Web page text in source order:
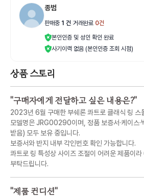
종범
판매중 1 건 거래완료 0건
본인인증 및 성인 확인 완료
사기이력 없음 (본인인증 조회 시점)
상품 스토리
"구매자에게 전달하고 싶은 내용은?"
2023년 6월 구매한 부쉐론 콰트로 클래식 링 스
모델명은 JRG00290이며, 정품 보증서·케이스·
받음) 모두 보유 중입니다.
보증서와 반지 내부 각인번호 확인 가능합니다.
콰트로 링 특성상 사이즈 조절이 어려운 제품이
부탁드립니다.
"제품 컨디션"